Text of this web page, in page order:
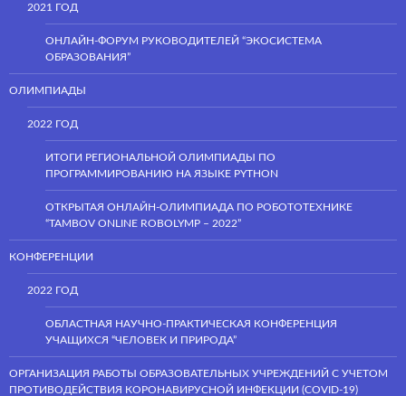
2021 ГОД
ОНЛАЙН-ФОРУМ РУКОВОДИТЕЛЕЙ “ЭКОСИСТЕМА
ОБРАЗОВАНИЯ”
ОЛИМПИАДЫ
2022 ГОД
ИТОГИ РЕГИОНАЛЬНОЙ ОЛИМПИАДЫ ПО
ПРОГРАММИРОВАНИЮ НА ЯЗЫКЕ PYTHON
ОТКРЫТАЯ ОНЛАЙН-ОЛИМПИАДА ПО РОБОТОТЕХНИКЕ
“TAMBOV ONLINE ROBOLYMP – 2022”
КОНФЕРЕНЦИИ
2022 ГОД
ОБЛАСТНАЯ НАУЧНО-ПРАКТИЧЕСКАЯ КОНФЕРЕНЦИЯ
УЧАЩИХСЯ “ЧЕЛОВЕК И ПРИРОДА”
ОРГАНИЗАЦИЯ РАБОТЫ ОБРАЗОВАТЕЛЬНЫХ УЧРЕЖДЕНИЙ С УЧЕТОМ
ПРОТИВОДЕЙСТВИЯ КОРОНАВИРУСНОЙ ИНФЕКЦИИ (COVID-19)